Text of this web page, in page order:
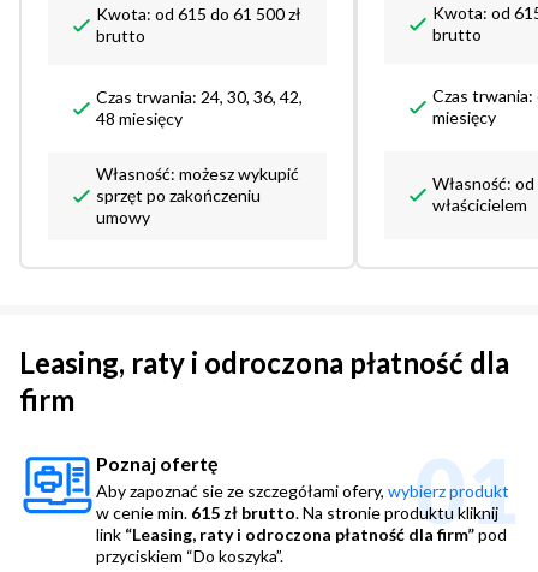
Kwota: od 615 do 61 500 zł
brutto
Czas trwania: 24, 30, 36, 42,
48 miesięcy
Własność: możesz wykupić
sprzęt po zakończeniu
umowy
Kwota: od
brutto
Czas trwania:
miesięcy
Własność:
właścicielem
Leasing, raty i odroczona płatność dla
firm
Poznaj ofertę
Aby zapoznać sie ze szczegółami ofery, wybierz produkt
w cenie min. 615 zł brutto. Na stronie produktu kliknij
link “Leasing, raty i odroczona płatność dla firm”pod
przyciskiem “Do koszyka”.
01